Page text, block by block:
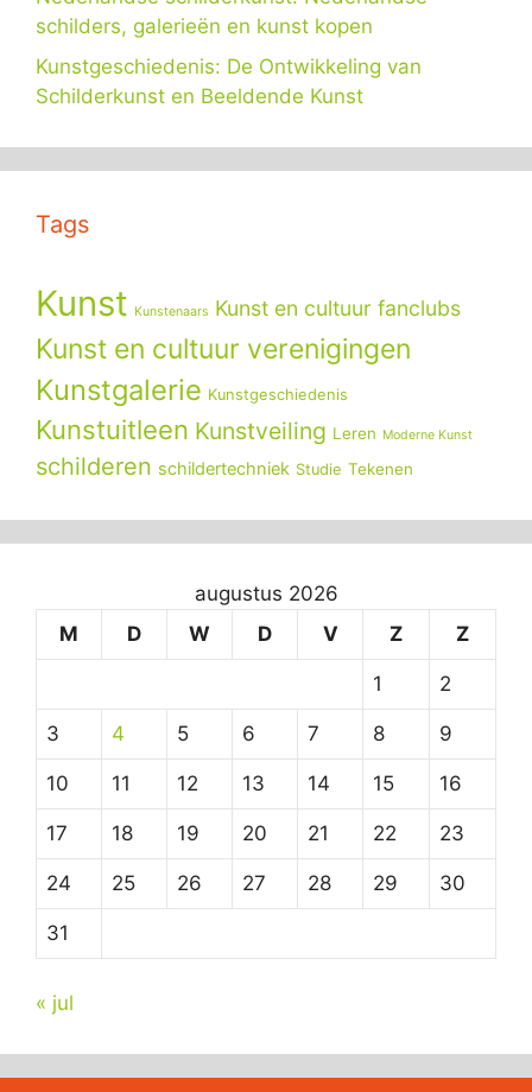
schilders, galerieën en kunst kopen
Kunstgeschiedenis: De Ontwikkeling van
Schilderkunst en Beeldende Kunst
Tags
Kunst Kunstenaars Kunst en cultuur fanclubs
Kunst en cultuur verenigingen
Kunstgalerie Kunstgeschiedenis
Kunstuitleen Kunstveiling Leren Moderne Kunst
schilderen schildertechniek Studie Tekenen
augustus 2026
M
D W D V Z Z
1 2
3 4 5 6 7 8 9
10 11 12 13 14 15 16
17 18 19 20 21 22 23
24 25 26 27 28 29 30
31
« jul